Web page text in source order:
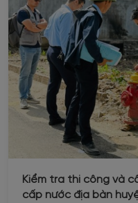
Kiểm tra thi công và
cấp nước địa bàn